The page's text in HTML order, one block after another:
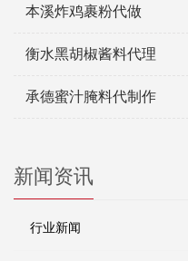
本溪炸鸡裹粉代做
衡水黑胡椒酱料代理
承德蜜汁腌料代制作
新闻资讯
行业新闻